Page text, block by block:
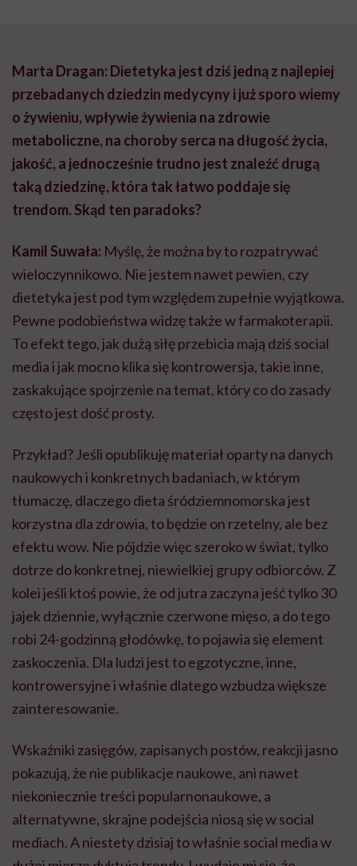
Marta Dragan: Dietetyka jest dziś jedną z najlepiej
przebadanych dziedzin medycyny i już sporo wiemy
o żywieniu, wpływie żywienia na zdrowie
metaboliczne, na choroby serca na długość życia,
jakość, a jednocześnie trudno jest znaleźć drugą
taką dziedzinę, która tak łatwo poddaje się
trendom. Skąd ten paradoks?
Kamil Suwała: Myślę, że można by to rozpatrywać
wieloczynnikowo. Nie jestem nawet pewien, czy
dietetyka jest pod tym względem zupełnie wyjątkowa.
Pewne podobieństwa widzę także w farmakoterapii.
To efekt tego, jak dużą siłę przebicia mają dziś social
media i jak mocno klika się kontrowersja, takie inne,
zaskakujące spojrzenie na temat, który co do zasady
często jest dość prosty.
Przykład? Jeśli opublikuję materiał oparty na danych
naukowych i konkretnych badaniach, w którym
tłumaczę, dlaczego dieta śródziemnomorska jest
korzystna dla zdrowia, to będzie on rzetelny, ale bez
efektu wow. Nie pójdzie więc szeroko w świat, tylko
dotrze do konkretnej, niewielkiej grupy odbiorców. Z
kolei jeśli ktoś powie, że od jutra zaczyna jeść tylko 30
jajek dziennie, wyłącznie czerwone mięso, a do tego
robi 24-godzinną głodówkę, to pojawia się element
zaskoczenia. Dla ludzi jest to egzotyczne, inne,
kontrowersyjne i właśnie dlatego wzbudza większe
zainteresowanie.
Wskaźniki zasięgów, zapisanych postów, reakcji jasno
pokazują, że nie publikacje naukowe, ani nawet
niekoniecznie treści popularnonaukowe, a
alternatywne, skrajne podejścia niosą się w social
mediach. A niestety dzisiaj to właśnie social media w